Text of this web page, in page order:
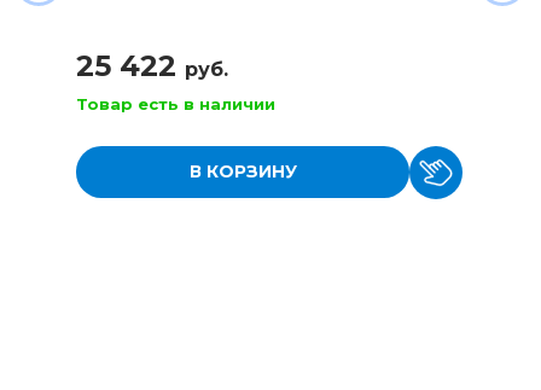
25 422 руб.
Товар есть в наличии
В КОРЗИНУ